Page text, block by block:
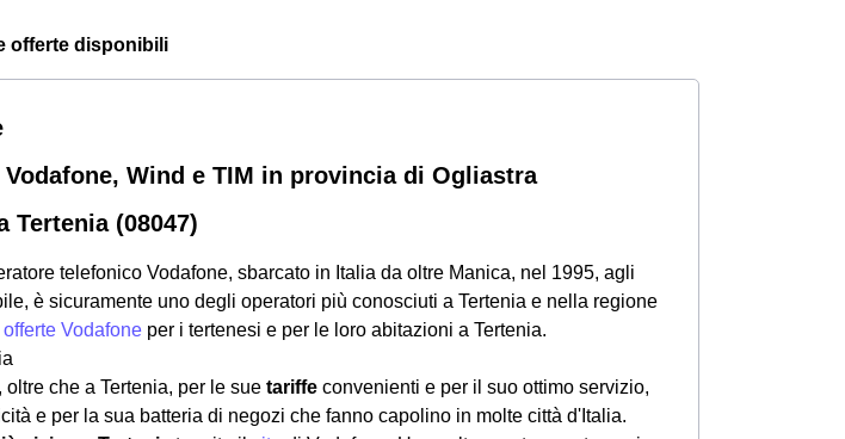
offerte disponibili
Wind e TIM in provincia di Ogliastra
Tertenia (08047)
telefonico Vodafone, sbarcato in Italia da oltre Manica, nel 1995, agli
è sicuramente uno degli operatori più conosciuti a Tertenia e nella regione
Vodafone per i tertenesi e per le loro abitazioni a Tertenia.
che a Tertenia, per le sue tariffe convenienti e per il suo ottimo servizio,
e per la sua batteria di negozi che fanno capolino in molte città d'Italia.